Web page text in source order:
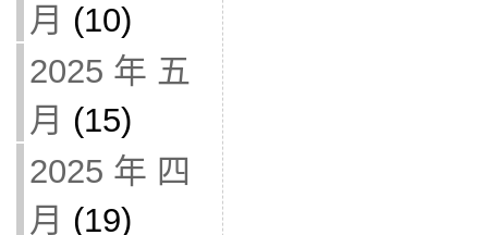
月 (10)
2025 年 五
月 (15)
2025 年 四
月 (19)